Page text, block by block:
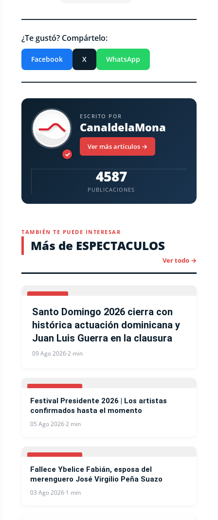
¿Te gustó? Compártelo:
Facebook X WhatsApp
✓
ESCRITO POR
CanaldelaMona
Ver más artículos →
4587
PUBLICACIONES
TAMBIÉN TE PUEDE INTERESAR
Más de ESPECTACULOS
Ver todo →
DEPORTES
Santo Domingo 2026 cierra con
histórica actuación dominicana y
Juan Luis Guerra en la clausura
09 Ago 2026·2 min
ESPECTACULOS
Festival Presidente 2026 | Los artistas
confirmados hasta el momento
05 Ago 2026·2 min
ESPECTACULOS
Fallece Ybelice Fabián, esposa del
merenguero José Virgilio Peña Suazo
03 Ago 2026·1 min